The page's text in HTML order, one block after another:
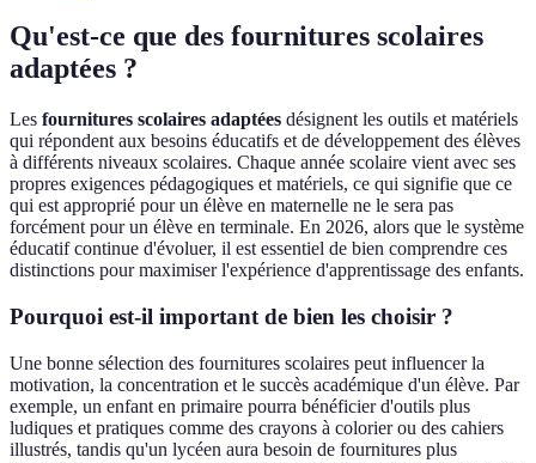
Qu'est-ce que des fournitures scolaires
adaptées ?
Les fournitures scolaires adaptées désignent les outils et matériels
qui répondent aux besoins éducatifs et de développement des élèves
à différents niveaux scolaires. Chaque année scolaire vient avec ses
propres exigences pédagogiques et matériels, ce qui signifie que ce
qui est approprié pour un élève en maternelle ne le sera pas
forcément pour un élève en terminale. En 2026, alors que le système
éducatif continue d'évoluer, il est essentiel de bien comprendre ces
distinctions pour maximiser l'expérience d'apprentissage des enfants.
Pourquoi est-il important de bien les choisir ?
Une bonne sélection des fournitures scolaires peut influencer la
motivation, la concentration et le succès académique d'un élève. Par
exemple, un enfant en primaire pourra bénéficier d'outils plus
ludiques et pratiques comme des crayons à colorier ou des cahiers
illustrés, tandis qu'un lycéen aura besoin de fournitures plus